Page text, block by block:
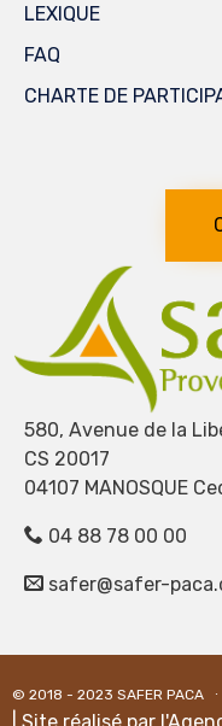
LEXIQUE
FAQ
CHARTE DE
580, Avenue de la
CS 20017
04107 MANOSQUE
04 88 78 00 00
safer@safer-
© 2018 - 2023 SAFER PACA ∙